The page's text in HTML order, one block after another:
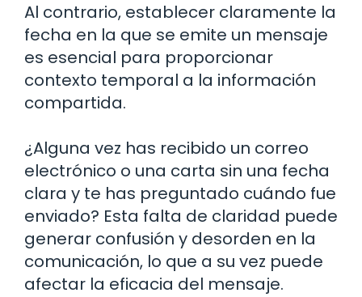
Al contrario, establecer claramente la
fecha en la que se emite un mensaje
es esencial para proporcionar
contexto temporal a la información
compartida.
¿Alguna vez has recibido un correo
electrónico o una carta sin una fecha
clara y te has preguntado cuándo fue
enviado? Esta falta de claridad puede
generar confusión y desorden en la
comunicación, lo que a su vez puede
afectar la eficacia del mensaje.